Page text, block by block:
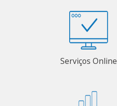
Serviços Online